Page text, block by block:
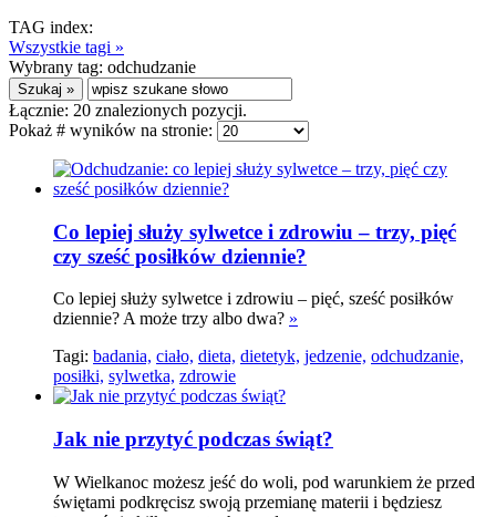
TAG index:
Wszystkie tagi »
Wybrany tag: odchudzanie
Łącznie: 20 znalezionych pozycji.
Pokaż # wyników na stronie:
Co lepiej służy sylwetce i zdrowiu – trzy, pięć
czy sześć posiłków dziennie?
Co lepiej służy sylwetce i zdrowiu – pięć, sześć posiłków
dziennie? A może trzy albo dwa? »
Tagi: badania, ciało, dieta, dietetyk, jedzenie, odchudzanie,
posiłki, sylwetka, zdrowie
Jak nie przytyć podczas świąt?
W Wielkanoc możesz jeść do woli, pod warunkiem że przed
świętami podkręcisz swoją przemianę materii i będziesz